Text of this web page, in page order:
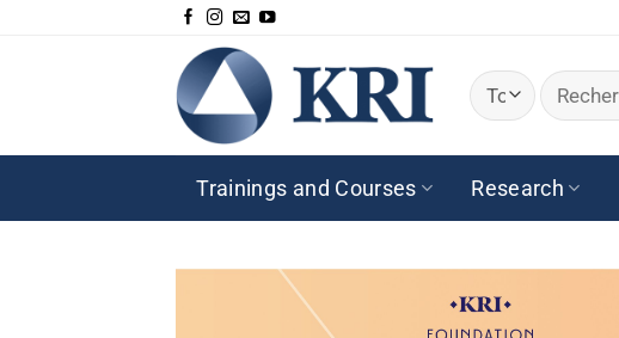
Recherche
pour :
Trainings and Courses Research